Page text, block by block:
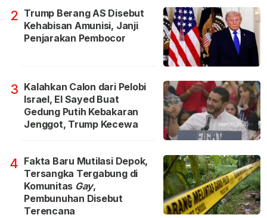
2 Trump Berang AS Disebut
Kehabisan Amunisi, Janji
Penjarakan Pembocor
3 Kalahkan Calon dari Pelobi
Israel, El Sayed Buat
Gedung Putih Kebakaran
Jenggot, Trump Kecewa
4 Fakta Baru Mutilasi Depok,
Tersangka Tergabung di
Komunitas Gay,
Pembunuhan Disebut
Terencana